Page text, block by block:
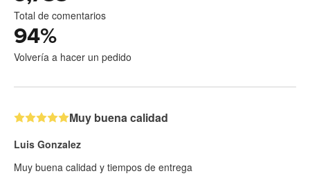
Total de comentarios
94%
Volvería a hacer un pedido
Muy buena calidad
Luis Gonzalez
Muy buena calidad y tiempos de entrega